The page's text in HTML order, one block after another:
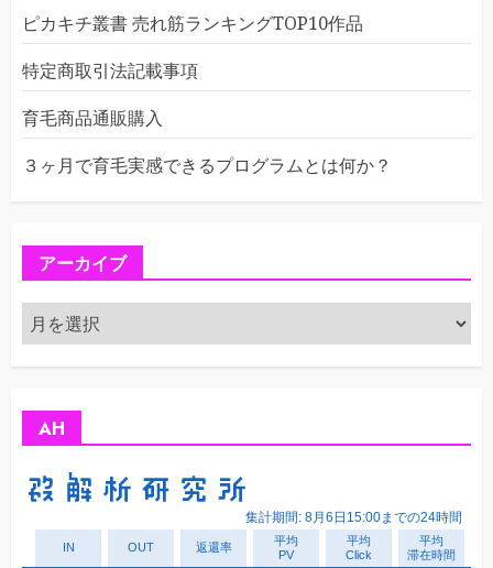
ピカキチ叢書 売れ筋ランキングTOP10作品
特定商取引法記載事項
育毛商品通販購入
３ヶ月で育毛実感できるプログラムとは何か？
アーカイブ
ア
ー
カ
AH